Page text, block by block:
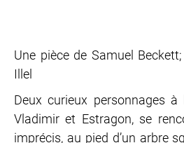
Une pièce de Samuel
Illel
Deux curieux personnages à
Vladimir et Estragon, se
imprécis, au pied d’un arbre